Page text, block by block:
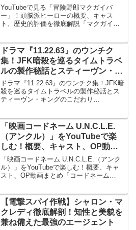
解説
YouTubeで見る「冒険野郎マクガイバ
ー」！頭脳派ヒーローの概要、キャス
ト、歴史的評価を徹底解説「マクガイバ
と機知（ウィット）を最大の武器とする
秘密エージェント、アンガ...
ドラマ『11.22.63』のウンチク
集！JFK暗殺を巡るタイムトラベ
ルの製作秘話とスティーヴン・キ
ングのこだわり
ドラマ『11.22.63』のウンチク集！JFK暗
殺を巡るタイムトラベルの製作秘話とス
ティーヴン・キングのこだわり
シリーズです。 原作は、モダンホラ...
「映画コードネーム U.N.C.L.E.
（アンクル）」をYouTubeで楽
しむ！概要、キャスト、OP動画
まとめ
「映画コードネーム U.N.C.L.E.（アンク
ル）」をYouTubeで楽しむ！概要、キャ
スト、OP動画まとめ「コードネーム
The Man...
【電撃スパイ作戦】シャロン・マ
クレディ徹底解剖！知性と美貌を
兼ね備えた最強のエージェント